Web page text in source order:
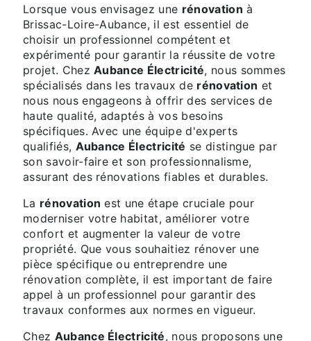
Lorsque vous envisagez une rénovation à
Brissac-Loire-Aubance, il est essentiel de
choisir un professionnel compétent et
expérimenté pour garantir la réussite de votre
projet. ChezAubance Électricité, nous sommes
spécialisés dans les travaux de rénovation et
nous nous engageons à offrir des services de
haute qualité, adaptés à vos besoins
spécifiques. Avec une équipe d'experts
qualifiés, Aubance Électricité se distingue par
son savoir-faire et son professionnalisme,
assurant des rénovations fiables et durables.
La rénovation est une étape cruciale pour
moderniser votre habitat, améliorer votre
confort et augmenter la valeur de votre
propriété. Que vous souhaitiez rénover une
pièce spécifique ou entreprendre une
rénovation complète, il est important de faire
appel à un professionnel pour garantir des
travaux conformes aux normes en vigueur.
Chez Aubance Électricité, nous proposons une